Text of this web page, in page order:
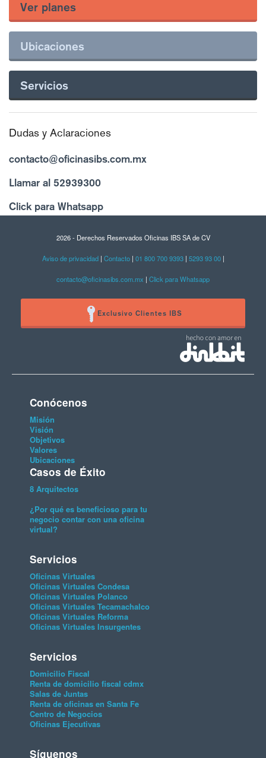
Ver planes
Ubicaciones
Servicios
Dudas y Aclaraciones
contacto@oficinasibs.com.mx
Llamar al 52939300
Click para Whatsapp
2026 - Derechos Reservados Oficinas IBS SA de CV
Aviso de privacidad| Contacto| 01 800 700 9393 | 5293 93 00|
contacto@oficinasibs.com.mx | Click para Whatsapp
Exclusivo Clientes IBS
Conócenos
Misión
Visión
Objetivos
Valores
Ubicaciones
Casos de Éxito
8 Arquitectos
¿Por qué es beneficioso para tu
negocio contar con una oficina
virtual?
Servicios
Oficinas Virtuales
Oficinas Virtuales Condesa
Oficinas Virtuales Polanco
Oficinas Virtuales Tecamachalco
Oficinas Virtuales Reforma
Oficinas Virtuales Insurgentes
Servicios
Domicilio Fiscal
Renta de domicilio fiscal cdmx
Salas de Juntas
Renta de oficinas en Santa Fe
Centro de Negocios
Oficinas Ejecutivas
Síguenos